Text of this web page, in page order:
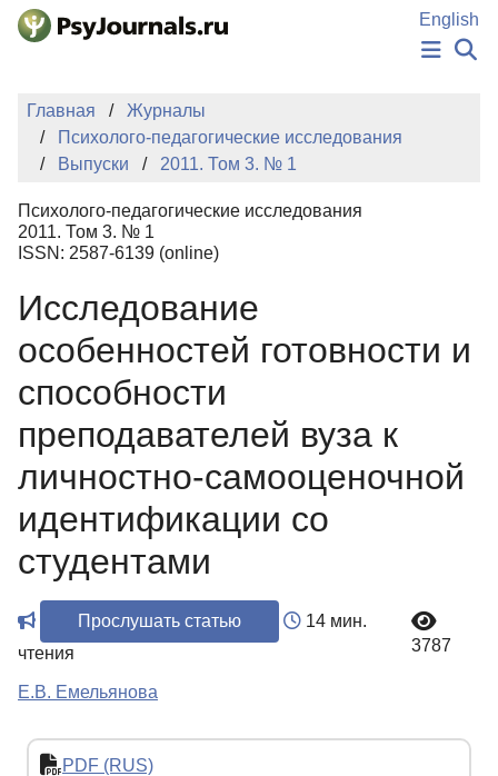
Перейти к основному содержанию
English
НОВОСТИ
АВТОРЫ
КЛЮЧЕВЫЕ СЛОВА
Регистрация
Главная
Журналы
Психолого-педагогические исследования
Выпуски
2011. Том 3. № 1
Психолого-педагогические исследования
2011. Том 3. № 1
ISSN: 2587-6139 (online)
Исследование
особенностей готовности и
способности
преподавателей вуза к
личностно-самооценочной
идентификации со
студентами
Прослушать статью
14 мин.
чтения
3787
Е.В. Емельянова
PDF (RUS)